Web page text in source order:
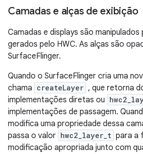
Camadas e alças de exibição
Camadas e displays são manipulados
gerados pelo HWC. As alças são
SurfaceFlinger.
Quando o SurfaceFlinger cria uma
chama createLayer , que retorna
implementações diretas ou
implementações de passagem.
modifica uma propriedade dessa
passa o valor hwc2_layer_t para a
modificação apropriada junto com